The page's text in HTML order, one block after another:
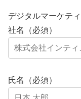
デジタルマーケテ
社名（必須）
氏名（必須）